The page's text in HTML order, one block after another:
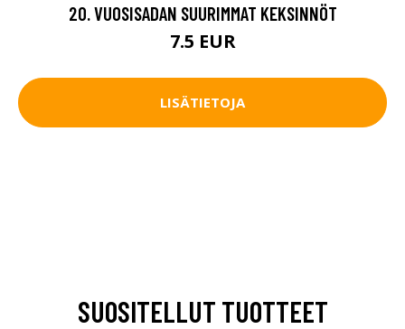
20. VUOSISADAN SUURIMMAT KEKSINNÖT
7.5 EUR
LISÄTIETOJA
SUOSITELLUT TUOTTEET